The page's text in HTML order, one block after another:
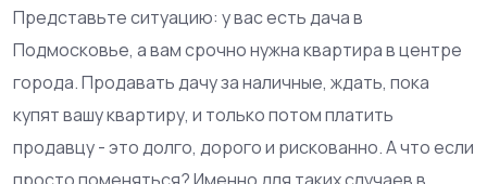
Представьте ситуацию: у вас есть дача в
Подмосковье, а вам срочно нужна квартира в центре
города. Продавать дачу за наличные, ждать, пока
купят вашу квартиру, и только потом платить
продавцу - это долго, дорого и рискованно. А что если
просто поменяться? Именно для таких случаев в